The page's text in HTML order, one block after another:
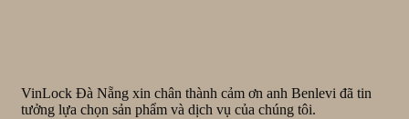
VinLock Đà Nẵng xin chân thành cảm ơn anh Benlevi đã tin
tưởng lựa chọn sản phẩm và dịch vụ của chúng tôi.